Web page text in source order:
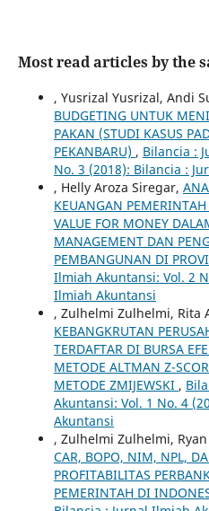
Most read articles by the
, Yusrizal Yusrizal, Andi
BUDGETING UNTUK
PAKAN (STUDI KASUS
PEKANBARU) , Bilancia :
No. 3 (2018): Bilancia :
, Helly Aroza Siregar,
KEUANGAN
VALUE FOR MONEY
MANAGEMENT DAN
PEMBANGUNAN DI
Ilmiah Akuntansi: Vol. 2
Ilmiah Akuntansi
, Zulhelmi Zulhelmi, Rita
KEBANGKRUTAN
TERDAFTAR DI BURSA
METODE ALTMAN Z-
METODE ZMIJEWSKI ,
Akuntansi: Vol. 1 No. 4
Akuntansi
, Zulhelmi Zulhelmi,
CAR, BOPO, NIM, NPL,
PROFITABILITAS
PEMERINTAH DI